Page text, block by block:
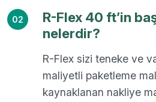
02
R-Flex 40 ft’in
nelerdir?
R-Flex sizi teneke ve
maliyetli paketleme
kaynaklanan nakliye